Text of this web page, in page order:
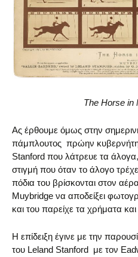
The Horse in
Ας έρθουμε όμως στην
πάμπλουτος πρώην
Stanford που λάτρευε τα άλογα,
στιγμή που όταν το άλογο
πόδια του βρίσκονται στον
Muybridge να αποδείξει
και του παρείχε τα χρήματα
Η επίδειξη έγινε με την
του Leland Stanford με τον